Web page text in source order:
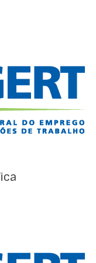
instrumento de
das competências e
ou desenvolvidas
da vida, a partir
de
e de
possibilitando
de 23 de julho) define